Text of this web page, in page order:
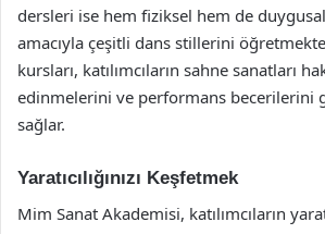
dersleri ise hem fiziksel hem de
amacıyla çeşitli dans stillerini
kursları, katılımcıların sahne sanatları
edinmelerini ve performans becerilerini
sağlar.
Yaratıcılığınızı Keşfetmek
Mim Sanat Akademisi, katılımcıların